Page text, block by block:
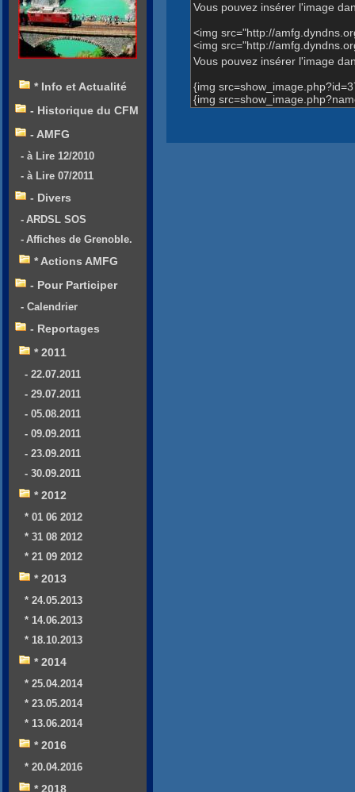
Vous pouvez insérer l'image
<img src="http://
<img src="http://
Vous pouvez insérer l'image
{img
{img
* Info et Actualité
- Historique du CFM
- AMFG
- à Lire 12/2010
- à Lire 07/2011
- Divers
- ARDSL SOS
- Affiches de Grenoble.
* Actions AMFG
- Pour Participer
- Calendrier
- Reportages
* 2011
- 22.07.2011
- 29.07.2011
- 05.08.2011
- 09.09.2011
- 23.09.2011
- 30.09.2011
* 2012
* 01 06 2012
* 31 08 2012
* 21 09 2012
* 2013
* 24.05.2013
* 14.06.2013
* 18.10.2013
* 2014
* 25.04.2014
* 23.05.2014
* 13.06.2014
* 2016
* 20.04.2016
* 2018